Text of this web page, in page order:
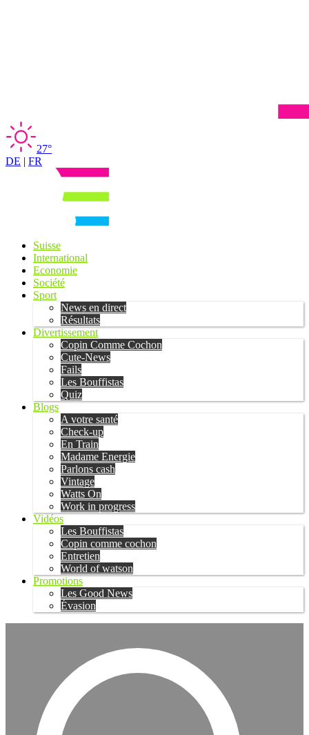
27°
DE | FR
Suisse
International
Economie
Société
Sport
News en direct
Résultats
Divertissement
Copin Comme Cochon
Cute-News
Fails
Les Bouffistas
Quiz
Blogs
A votre santé
Check-up
En Train
Madame Energie
Parlons cash
Vintage
Watts On
Work in progress
Vidéos
Les Bouffistas
Copin comme cochon
Entretien
World of watson
Promotions
Les Good News
Évasion